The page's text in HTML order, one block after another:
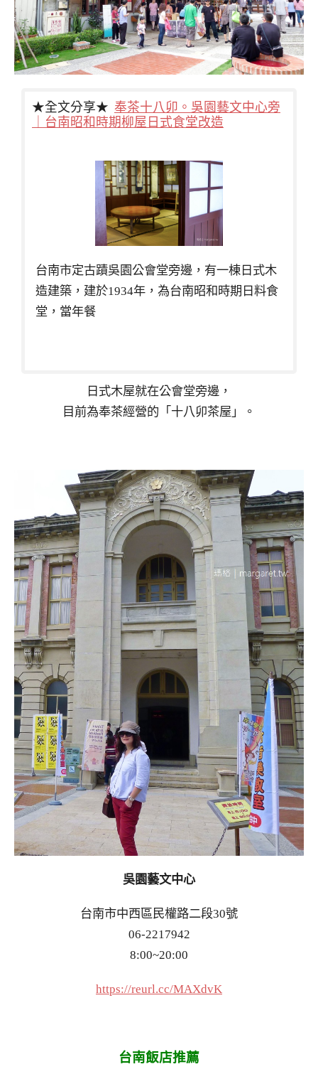
★全文分享★ 奉茶十八卯。吳園藝文中心旁
｜台南昭和時期柳屋日式食堂改造
台南市定古蹟吳園公會堂旁邊，有一棟日式木
造建築，建於1934年，為台南昭和時期日料食
堂，當年餐
日式木屋就在公會堂旁邊，
目前為奉茶經營的「十八卯茶屋」。
吳園藝文中心
台南市中西區民權路二段30號
06-2217942
8:00~20:00
https://reurl.cc/MAXdvK
台南飯店推薦